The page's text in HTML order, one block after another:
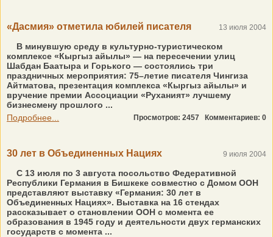
«Дасмия» отметила юбилей писателя 13 июля 2004
В минувшую среду в культурно-туристическом
комплексе «Кыргыз айылы» — на пересечении улиц
Шабдан Баатыра и Горького — состоялись три
праздничных мероприятия: 75–летие писателя Чингиза
Айтматова, презентация комплекса «Кыргыз айылы» и
вручение премии Ассоциации «Руханият» лучшему
бизнесмену прошлого ...
Подробнее...
Просмотров: 2457 Комментариев: 0
30 лет в Объединенных Нациях 9 июля 2004
С 13 июля по 3 августа посольство Федеративной
Республики Германия в Бишкеке совместно с Домом ООН
представляют выставку «Германия: 30 лет в
Объединенных Нациях». Выставка на 16 стендах
рассказывает о становлении ООН с момента ее
образования в 1945 году и деятельности двух германских
государств с момента ...